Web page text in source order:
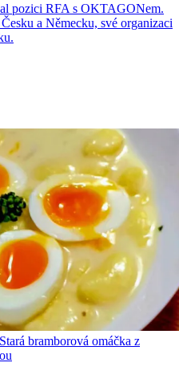
pozici RFA s OKTAGONem.
a Německu, své organizaci
bramborová omáčka z